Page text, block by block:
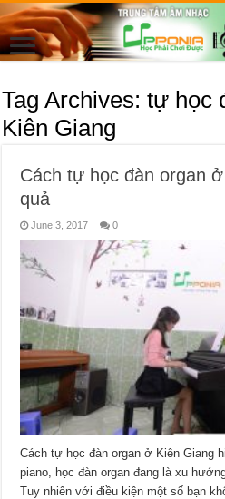
Tag Archives:tự học
Kiên Giang
Cách tự học đàn organ
quả
June 3, 2017 0
Cách tự học đàn organ ở Kiên Giang
piano, học đàn organ đang là xu
Tuy nhiên với điều kiện một số bạn